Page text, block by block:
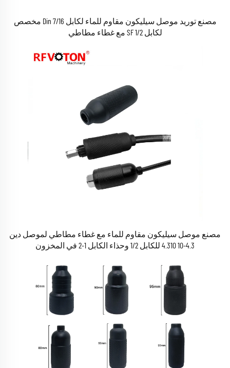
مصنع توريد موصل سيليكون مقاوم للماء لكابل 7/16 Din مخصص
لكابل 1/2 SF مع غطاء مطاطي
مصنع موصل سيليكون مقاوم للماء مع غطاء مطاطي لموصل دين
4.3-10 4.310 للكابل 1/2 وحذاء الكابل 1-2 في المخزون